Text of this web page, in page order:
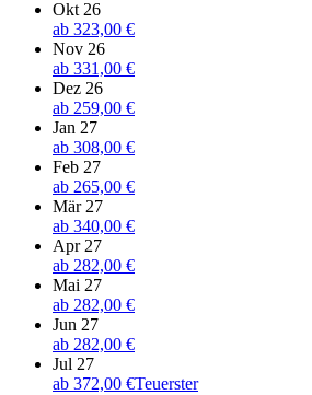
Okt 26
ab 323,00 €
Nov 26
ab 331,00 €
Dez 26
ab 259,00 €
Jan 27
ab 308,00 €
Feb 27
ab 265,00 €
Mär 27
ab 340,00 €
Apr 27
ab 282,00 €
Mai 27
ab 282,00 €
Jun 27
ab 282,00 €
Jul 27
ab 372,00 €Teuerster